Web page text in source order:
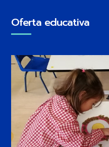
Oferta educativa